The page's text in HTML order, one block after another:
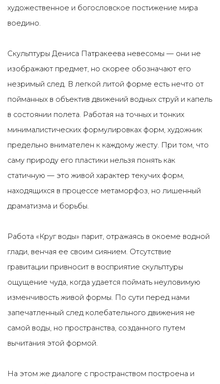
художественное и богословское постижение мира
воедино.
Скульптуры Дениса Патракеева невесомы — они не
изображают предмет, но скорее обозначают его
незримый след. В легкой литой форме есть нечто от
пойманных в объектив движений водных струй и капель
в состоянии полета. Работая на точных и тонких
минималистических формулировках форм, художник
предельно внимателен к каждому жесту. При том, что
саму природу его пластики нельзя понять как
статичную — это живой характер текучих форм,
находящихся в процессе метаморфоз, но лишенный
драматизма и борьбы.
Работа «Круг воды» парит, отражаясь в окоеме водной
глади, венчая ее своим сиянием. Отсутствие
гравитации привносит в восприятие скульптуры
ощущение чуда, когда удается поймать неуловимую
изменчивость живой формы. По сути перед нами
запечатленный след колебательного движения не
самой воды, но пространства, созданного путем
вычитания этой формой.
На этом же диалоге с пространством построена и